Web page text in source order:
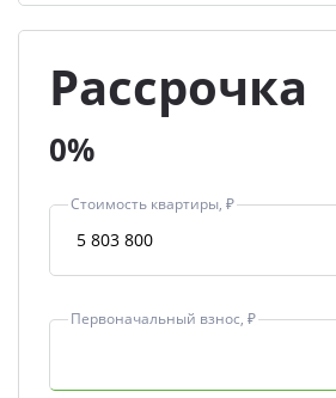
Рассрочка
0%
Стоимость квартиры, ₽
Первоначальный взнос, ₽